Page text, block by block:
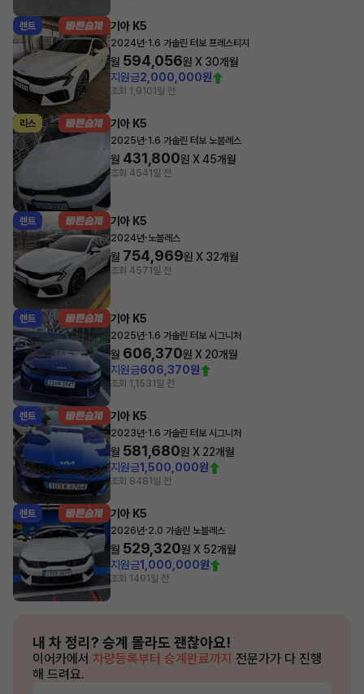
렌트 기아 K5
2024년·1.6 가솔린 터보 프레스티지
월 594,056원 X 30개월
지원금2,000,000원
조회 1,9101일 전
리스 기아 K5
2025년·1.6 가솔린 터보 노블레스
월 431,800원 X45개월
조회 4541일 전
렌트 기아 K5
2024년·노블레스
월 754,969원 X 32개월
조회 4571일 전
렌트 기아 K5
2025년·1.6 가솔린 터보 시그니처
월 606,370원 X 20개월
지원금606,370원
조회 1,1531일 전
렌트 기아 K5
2023년·1.6 가솔린 터보 시그니처
월 581,680원 X 22개월
지원금1,500,000원
조회 8481일 전
렌트 기아 K5
2026년·2.0 가솔린 노블레스
월 529,320원 X 52개월
지원금1,000,000원
조회 1491일 전
내 차 정리? 승계 몰라도 괜찮아요!
이어카에서 차량등록부터 승계완료까지 전문가가 다 진행
해 드려요.